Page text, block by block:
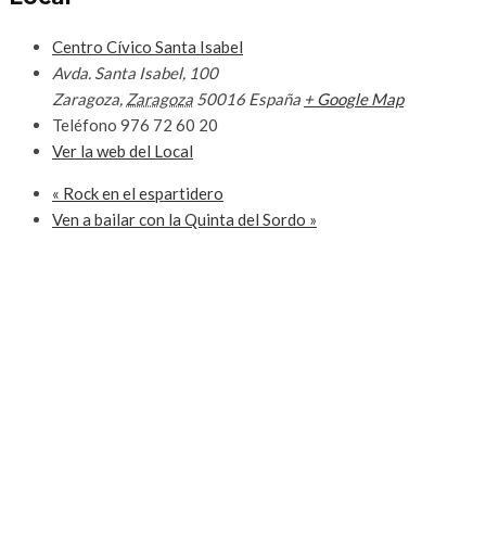
Centro Cívico Santa Isabel
Avda. Santa Isabel, 100
Zaragoza, Zaragoza 50016 España + Google Map
Teléfono 976 72 60 20
Ver la web del Local
« Rock en el espartidero
Ven a bailar con la Quinta del Sordo »